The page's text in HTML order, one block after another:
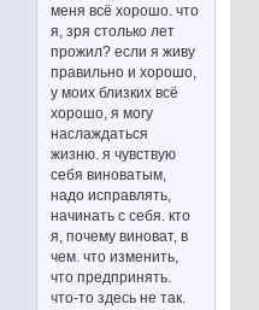
меня всё хорошо. что
я, зря столько лет
прожил? если я живу
правильно и хорошо,
у моих близких всё
хорошо, я могу
наслаждаться
жизню. я чувствую
себя виноватым,
надо исправлять,
начинать с себя. кто
я, почему виноват, в
чем. что изменить,
что предпринять.
что-то здесь не так.